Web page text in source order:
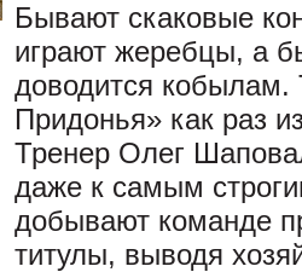
Бывают скаковые
играют жеребцы, а
доводится
Придонья» как раз
Тренер Олег
даже к самым
добывают команде
титулы, выводя